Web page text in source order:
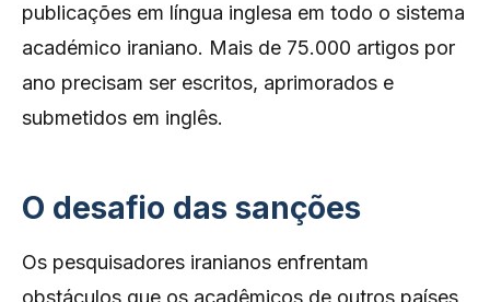
publicações em língua inglesa em todo o sistema
académico iraniano. Mais de 75.000 artigos por
ano precisam ser escritos, aprimorados e
submetidos em inglês.
O desafio das sanções
Os pesquisadores iranianos enfrentam
obstáculos que os acadêmicos de outros países